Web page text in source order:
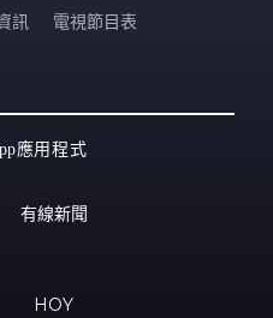
訊 電視節目表
應用程式
有線新聞
HOY